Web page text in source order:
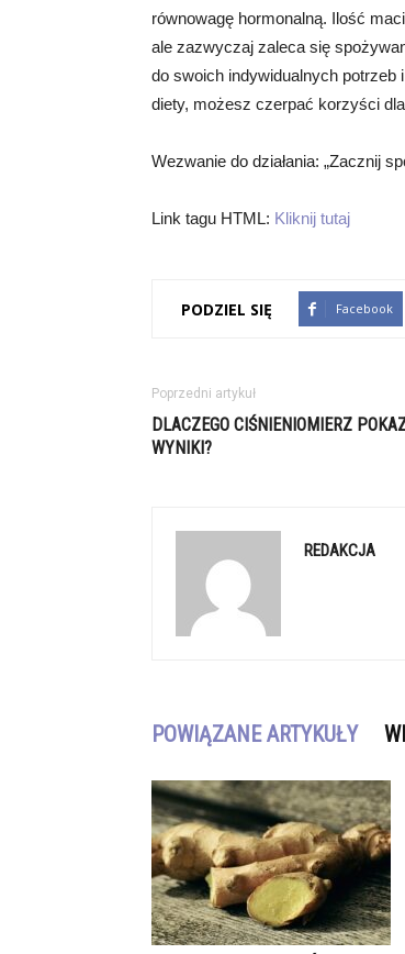
równowagę hormonalną. Ilość
ale zazwyczaj zaleca się
do swoich indywidualnych potrzeb
diety, możesz czerpać korzyści
Wezwanie do działania: „Zacznij
Link tagu HTML: Kliknij tutaj
PODZIEL SIĘ Facebook
Poprzedni artykuł
DLACZEGO CIŚNIENIOMIERZ
WYNIKI?
REDAKCJA
POWIĄZANE ARTYKUŁY